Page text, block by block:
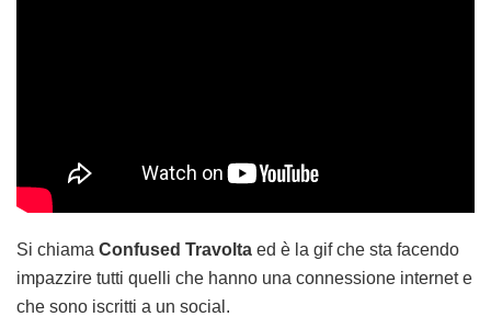
Si chiama Confused Travolta ed è la gif che sta facendo
impazzire tutti quelli che hanno una connessione internet e
che sono iscritti a un social.